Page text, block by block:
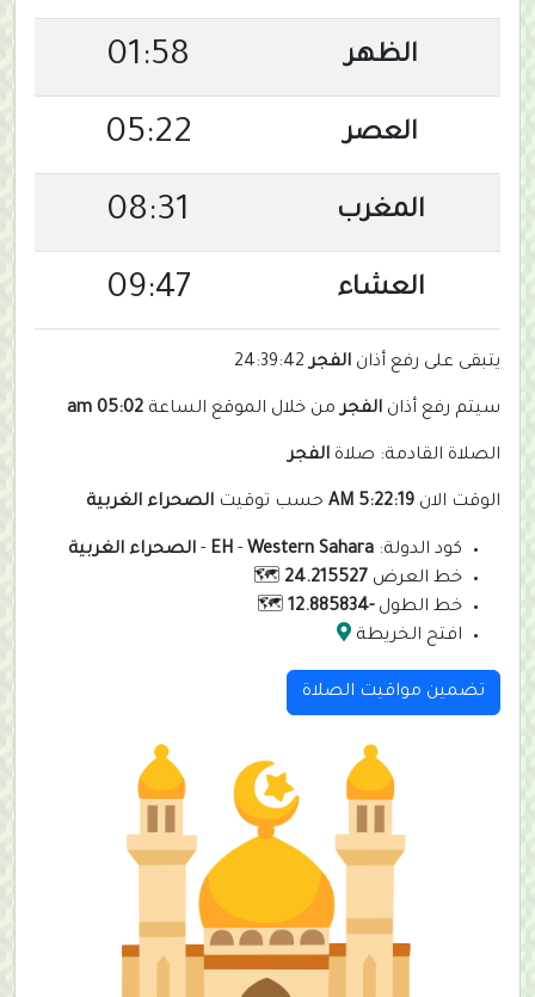
الظهر 01:58
العصر 05:22
المغرب 08:31
العشاء 09:47
يتبقى على رفع أذان الفجر 24:39:42
سيتم رفع أذان الفجرمن خلال الموقع الساعة 05:02 am
الصلاة القادمة: صلاة الفجر
الوقت الان 5:22:19 AM حسب توقيت الصحراء الغربية
كود الدولة: EH - Western Sahara
- الصحراء الغربية
خط العرض 24.215527
🗺️
خط الطول-12.885834
🗺️
افتح الخريطة
تضمين مواقيت الصلاة